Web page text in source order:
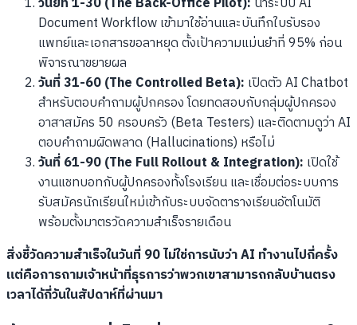
Document Workflow เข้ามาใช้อ่านและบันทึกใบรับรอง
แพทย์และเอกสารขอลาหยุด ตั้งเป้าความแม่นยำที่ 95% ก่อน
พิจารณาขยายผล
วันที่ 31-60 (The Controlled Beta): เปิดตัว AI Chatbot
สำหรับตอบคำถามผู้ปกครอง โดยทดสอบกับกลุ่มผู้ปกครอง
อาสาสมัคร 50 ครอบครัว (Beta Testers) และติดตามดูว่า AI
ตอบคำถามผิดพลาด (Hallucinations) หรือไม่
วันที่ 61-90 (The Full Rollout & Integration): เปิดใช้
งานแชทบอทกับผู้ปกครองทั้งโรงเรียน และเชื่อมต่อระบบการ
รับสมัครนักเรียนใหม่เข้ากับระบบจัดตารางเรียนอัตโนมัติ
พร้อมตั้งมาตรวัดความสำเร็จรายเดือน
สิ่งชี้วัดความสำเร็จในวันที่ 90 ไม่ใช่การนับว่า AI ทำงานไปกี่ครั้ง
แต่คือการถามเจ้าหน้าที่ธุรการว่าพวกเขาสามารถกลับบ้านตรง
เวลาได้กี่วันในสัปดาห์ที่ผ่านมา